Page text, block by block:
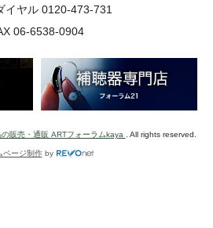
イヤル 0120-473-731
06-6538-0904
販売・通販 ARTフォーラムkaya . All rights reserved.
ページ制作by